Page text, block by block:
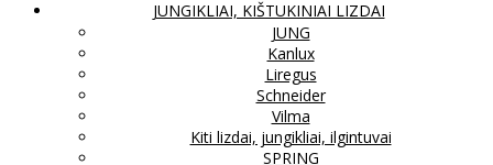
JUNGIKLIAI, KIŠTUKINIAI LIZDAI
JUNG
Kanlux
Liregus
Schneider
Vilma
Kiti lizdai, jungikliai, ilgintuvai
SPRING